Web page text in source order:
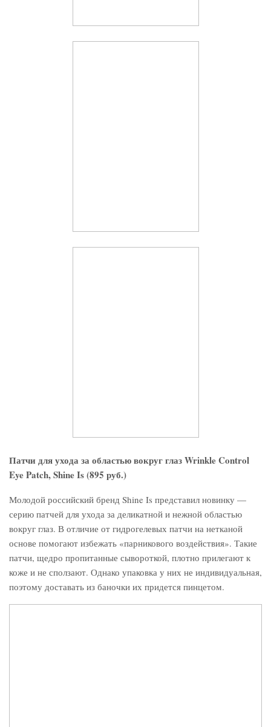
Патчи для ухода за областью вокруг глаз Wrinkle Control
Eye Patch, Shine Is (895 руб.)
Молодой российский бренд Shine Is представил новинку —
серию патчей для ухода за деликатной и нежной областью
вокруг глаз. В отличие от гидрогелевых патчи на нетканой
основе помогают избежать «парникового воздействия». Такие
патчи, щедро пропитанные сывороткой, плотно прилегают к
коже и не сползают. Однако упаковка у них не индивидуальная,
поэтому доставать из баночки их придется пинцетом.